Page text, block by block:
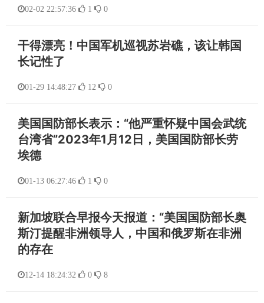
02-02 22:57:36 1 0
干得漂亮！中国军机巡视苏岩礁，该让韩国
长记性了
01-29 14:48:27 12 0
美国国防部长表示：“他严重怀疑中国会武统
台湾省”2023年1月12日，美国国防部长劳
埃德
01-13 06:27:46 1 0
新加坡联合早报今天报道：“美国国防部长奥
斯汀提醒非洲领导人，中国和俄罗斯在非洲
的存在
12-14 18:24:32 0 8